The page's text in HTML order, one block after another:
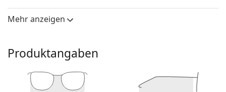
Moschino MOS534 MU1 17 55
Die rosa Farbe der Brillenfassung passt perfekt zu
hellblondem Haar.
Cat-Eye-Fassungen sind eine ideale Wahl für
Mehr anzeigen
Produktangaben